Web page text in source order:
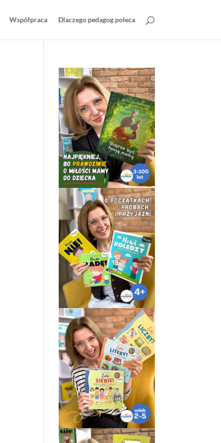
Współpraca Dlaczego pedagog poleca